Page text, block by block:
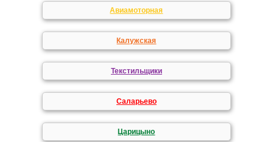
Авиамоторная
Калужская
Текстильщики
Саларьево
Царицыно